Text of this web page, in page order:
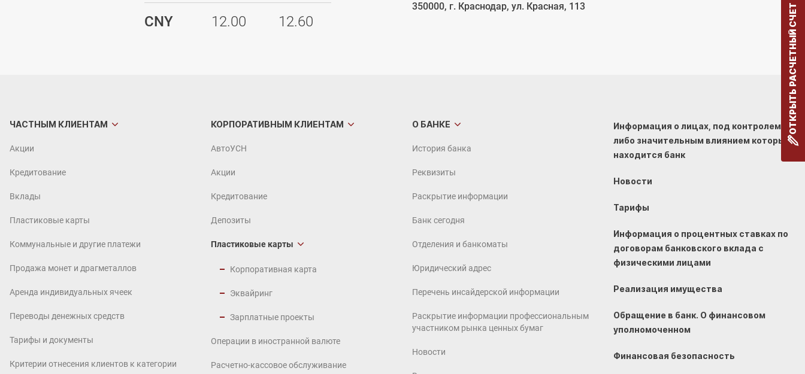
ОТКРЫТЬ РАСЧЕТНЫЙ СЧЕТ
CNY 12.00 12.60
350000, г. Краснодар, ул. Красная, 113
ЧАСТНЫМ КЛИЕНТАМ
Акции
Кредитование
Вклады
Пластиковые карты
Коммунальные и другие платежи
Продажа монет и драгметаллов
Аренда индивидуальных ячеек
Переводы денежных средств
Тарифы и документы
Критерии отнесения клиентов к категории
КОРПОРАТИВНЫМ КЛИЕНТАМ
АвтоУСН
Акции
Кредитование
Депозиты
Пластиковые карты
Корпоративная карта
Эквайринг
Зарплатные проекты
Операции в иностранной валюте
Расчетно-кассовое обслуживание
О БАНКЕ
История банка
Реквизиты
Раскрытие информации
Банк сегодня
Отделения и банкоматы
Юридический адрес
Перечень инсайдерской информации
Раскрытие информации профессиональным
участником рынка ценных бумаг
Новости
Информация о лицах, под контролем
либо значительным влиянием которых
находится банк
Новости
Тарифы
Информация о процентных ставках по
договорам банковского вклада с
физическими лицами
Реализация имущества
Обращение в банк. О финансовом
уполномоченном
Финансовая безопасность